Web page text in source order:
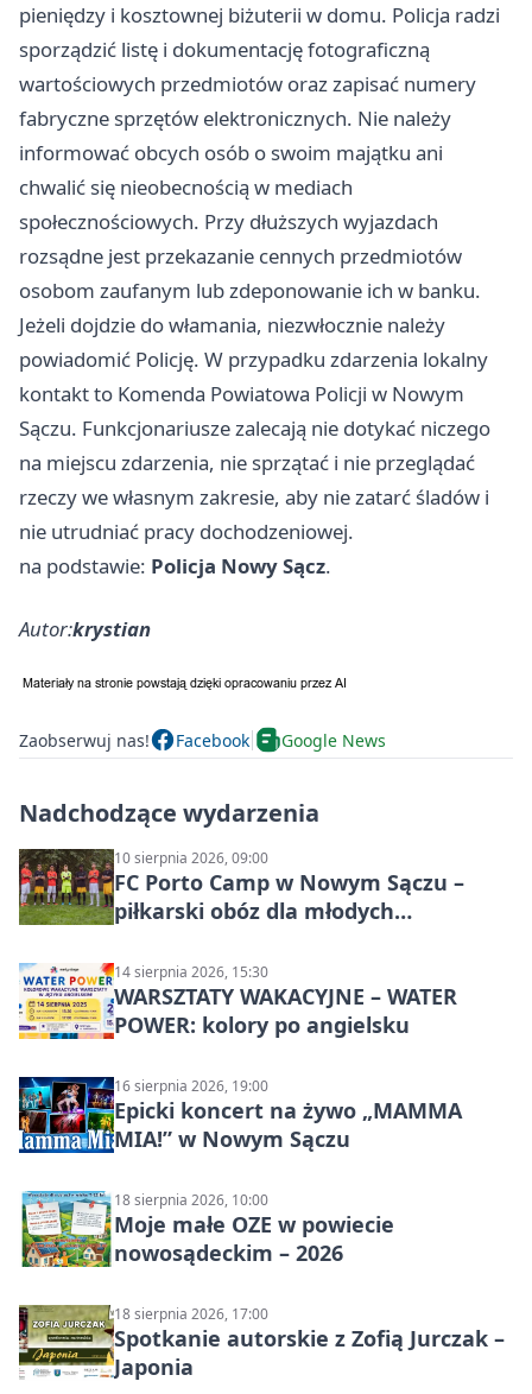
pieniędzy i kosztownej biżuterii w domu. Policja radzi
sporządzić listę i dokumentację fotograficzną
wartościowych przedmiotów oraz zapisać numery
fabryczne sprzętów elektronicznych. Nie należy
informować obcych osób o swoim majątku ani
chwalić się nieobecnością w mediach
społecznościowych. Przy dłuższych wyjazdach
rozsądne jest przekazanie cennych przedmiotów
osobom zaufanym lub zdeponowanie ich w banku.
Jeżeli dojdzie do włamania, niezwłocznie należy
powiadomić Policję. W przypadku zdarzenia lokalny
kontakt to Komenda Powiatowa Policji w Nowym
Sączu. Funkcjonariusze zalecają nie dotykać niczego
na miejscu zdarzenia, nie sprzątać i nie przeglądać
rzeczy we własnym zakresie, aby nie zatarć śladów i
nie utrudniać pracy dochodzeniowej.
na podstawie: Policja Nowy Sącz.
Autor:krystian
Zaobserwuj nas! Facebook Google News
Nadchodzące wydarzenia
10 sierpnia 2026, 09:00
FC Porto Camp w Nowym Sączu –
piłkarski obóz dla młodych
14 sierpnia 2026, 15:30
WARSZTATY WAKACYJNE – WATER
POWER: kolory po angielsku
16 sierpnia 2026, 19:00
Epicki koncert na żywo „MAMMA
MIA!” w Nowym Sączu
18 sierpnia 2026, 10:00
Moje małe OZE w powiecie
nowosądeckim – 2026
18 sierpnia 2026, 17:00
Spotkanie autorskie z Zofią Jurczak –
Japonia